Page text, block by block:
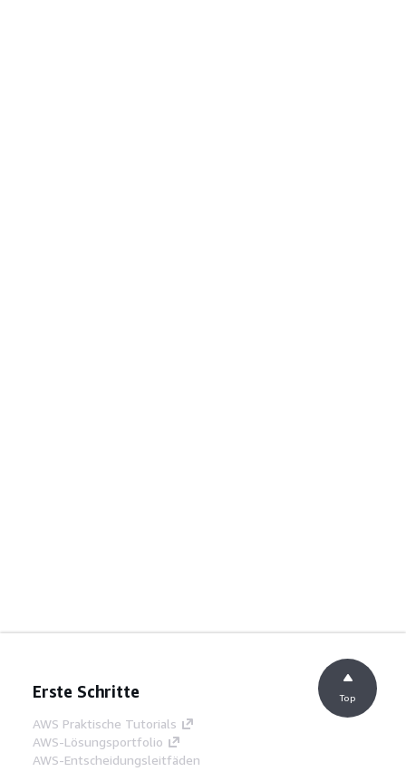
Erste Schritte
AWS Praktische Tutorials
AWS-Lösungsportfolio
AWS-Entscheidungsleitfäden
Top